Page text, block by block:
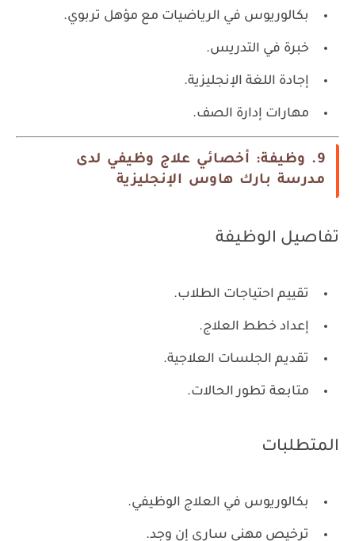
بكالوريوس في الرياضيات مع مؤهل تربوي.
خبرة في التدريس.
إجادة اللغة الإنجليزية.
مهارات إدارة الصف.
9. وظيفة: أخصائي علاج وظيفي لدى
مدرسة بارك هاوس الإنجليزية
تفاصيل الوظيفة
تقييم احتياجات الطلاب.
إعداد خطط العلاج.
تقديم الجلسات العلاجية.
متابعة تطور الحالات.
المتطلبات
بكالوريوس في العلاج الوظيفي.
ترخيص مهني ساري إن وجد.